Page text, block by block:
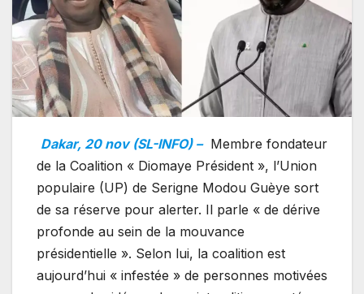
Dakar, 20 nov (SL-INFO) – Membre fondateur
de la Coalition « Diomaye Président », l’Union
populaire (UP) de Serigne Modou Guèye sort
de sa réserve pour alerter. Il parle « de dérive
profonde au sein de la mouvance
présidentielle ». Selon lui, la coalition est
aujourd’hui « infestée » de personnes motivées